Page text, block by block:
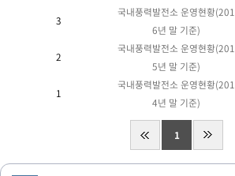
3
국내풍력발전소 운영현황(201
6년 말 기준)
2
국내풍력발전소 운영현황(201
5년 말 기준)
1
국내풍력발전소 운영현황(201
4년 말 기준)
1